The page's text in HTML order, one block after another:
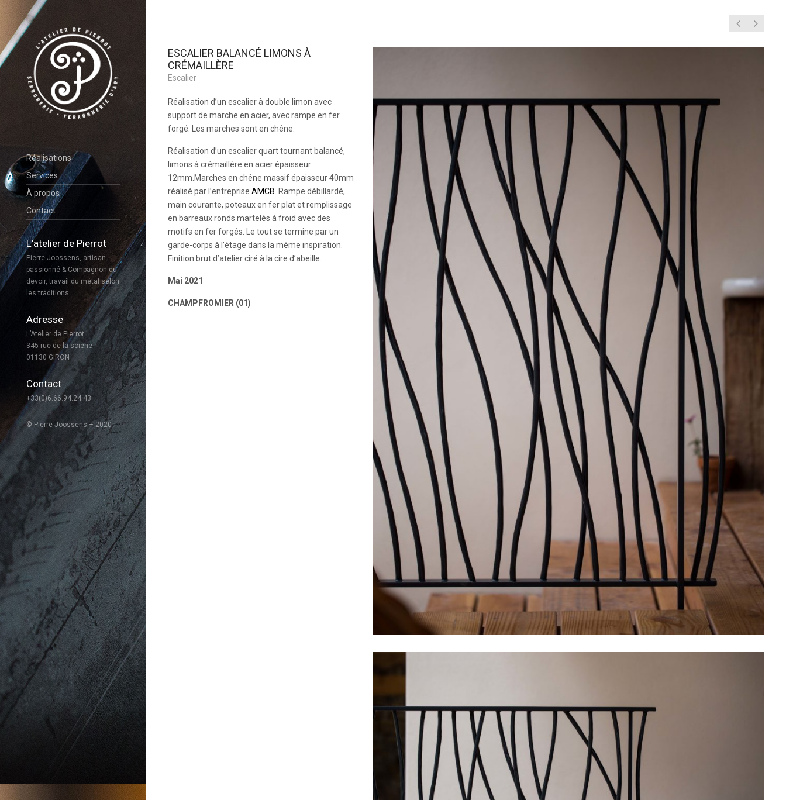
Réalisations
Services
À propos
Contact
L’atelier de Pierrot
Pierre Joossens, artisan
passionné & Compagnon du
devoir, travail du métal selon
les traditions.
Adresse
L’Atelier de Pierrot
345 rue de la scierie
01130 GIRON
Contact
+33(0)6.66.94.24.43
© Pierre Joossens – 2020
ESCALIER BALANCÉ LIMONS À
CRÉMAILLÈRE
Escalier
Réalisation d’un escalier à double limon avec
support de marche en acier, avec rampe en fer
forgé. Les marches sont en chêne.
Réalisation d’un escalier quart tournant balancé,
limons à crémaillère en acier épaisseur
12mm.Marches en chêne massif épaisseur 40mm
réalisé par l’entreprise AMCB . Rampe débillardé,
main courante, poteaux en fer plat et remplissage
en barreaux ronds martelés à froid avec des
motifs en fer forgés. Le tout se termine par un
garde-corps à l’étage dans la même inspiration.
Finition brut d’atelier ciré à la cire d’abeille.
Mai 2021
CHAMPFROMIER (01)